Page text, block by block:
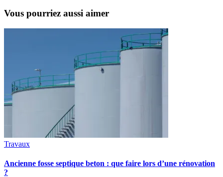
Vous pourriez aussi aimer
Travaux
Ancienne fosse septique beton : que faire lors d’une rénovation
?